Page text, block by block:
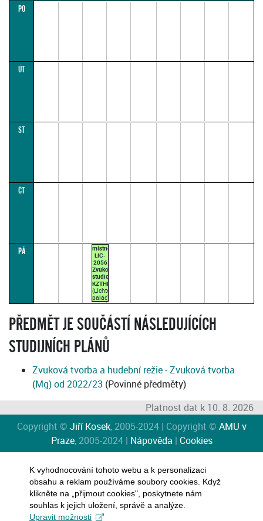
PO
ÚT
ST
ČT
PÁ
místnost
LIC-
2056
Zvukové
studio
KZTHR
(Lichtenštejnský
palác)
DVOŘÁK
10:40–
12:10
TÝDEN
(přednášková
par.
PŘEDMĚT JE SOUČÁSTÍ NÁSLEDUJÍCÍCH
STUDIJNÍCH PLÁNŮ
Zvuková tvorba a hudební režie - Zvuková tvorba
(Mg) od 2022/23 (Povinné předměty)
Platnost dat k 10. 8. 2026
Copyright © Jiří Kosek, 2005-2024 | Copyright © AMU v
Praze, 2005-2024 | Nápověda | Cookies
K vyhodnocování tohoto webu a k personalizaci
obsahu a reklam používáme soubory cookies. Když
klikněte na „přijmout cookies", poskytnete nám
souhlas k jejich uložení, správě a analýze.
Upravit možnosti